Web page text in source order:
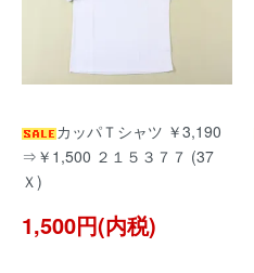
カッパＴシャツ ￥3,190
⇒￥1,500 ２１５３７７ (37
Ｘ)
1,500円(内税)